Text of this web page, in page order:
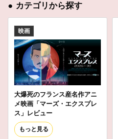
● カテゴリから探す
映画
大爆死のフランス産名作アニ
メ映画「マーズ・エクスプレ
ス」レビュー
もっと見る